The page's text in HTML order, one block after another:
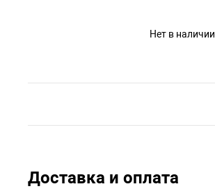
Нет в наличии
Доставка и оплата